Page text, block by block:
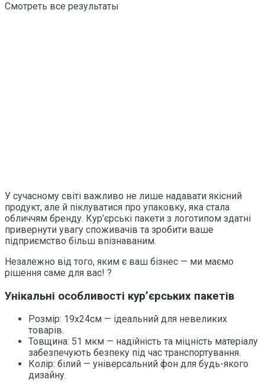
Смотреть все результаты
У сучасному світі важливо не лише надавати якісний
продукт, але й піклуватися про упаковку, яка стала
обличчям бренду. Кур’єрські пакети з логотипом здатні
привернути увагу споживачів та зробити ваше
підприємство більш впізнаваним.
Незалежно від того, яким є ваш бізнес — ми маємо
рішення саме для вас! ?
Унікальні особливості кур’єрських пакетів
Розмір: 19х24см — ідеальний для невеликих
товарів.
Товщина: 51 мкм — надійність та міцність матеріалу
забезпечують безпеку під час транспортування.
Колір: білий — універсальний фон для будь-якого
дизайну.